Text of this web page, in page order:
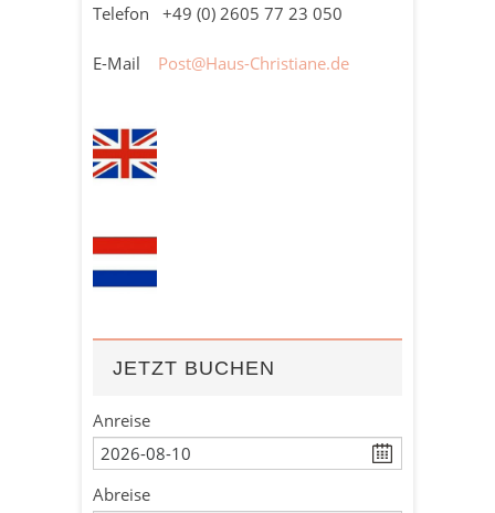
Telefon +49 (0) 2605 77 23 050
E-Mail Post@Haus-Christiane.de
JETZT BUCHEN
Anreise
Abreise